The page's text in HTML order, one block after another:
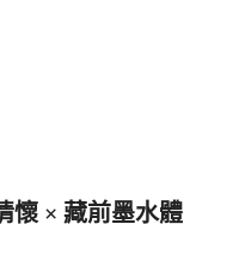
懷 × 藏前墨水體